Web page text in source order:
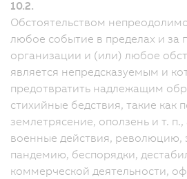
10.2.
Обстоятельством
любое событие в пределах и за
организации и (или) любое
является непредсказуемым и
предотвратить надлежащим
стихийные бедствия, такие как
землетрясение, оползень и т.
военные действия, революцию,
пандемию, беспорядки,
коммерческой деятельности,